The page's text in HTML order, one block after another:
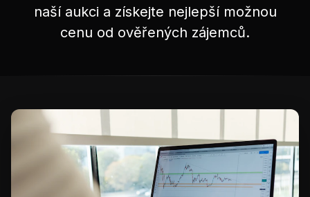
naší aukci a získejte nejlepší možnou
cenu od ověřených zájemců.